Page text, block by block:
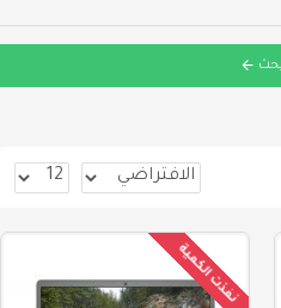
بحث
نفذت الكمية